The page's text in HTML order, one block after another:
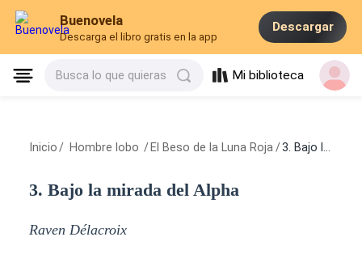
Buenovela
Descarga el libro gratis en la app
Descargar
Busca lo que quieras Mi biblioteca
Inicio / Hombre lobo / El Beso de la Luna Roja /3. Bajo la mirada del Alpha
3. Bajo la mirada del Alpha
Raven Délacroix